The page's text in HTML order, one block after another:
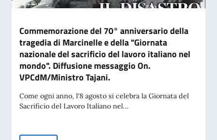
Commemorazione del 70° anniversario della
tragedia di Marcinelle e della "Giornata
nazionale del sacrificio del lavoro italiano nel
mondo". Diffusione messaggio On.
VPCdM/Ministro Tajani.
Come ogni anno, l'8 agosto si celebra la Giornata del
Sacrificio del Lavoro Italiano nel...